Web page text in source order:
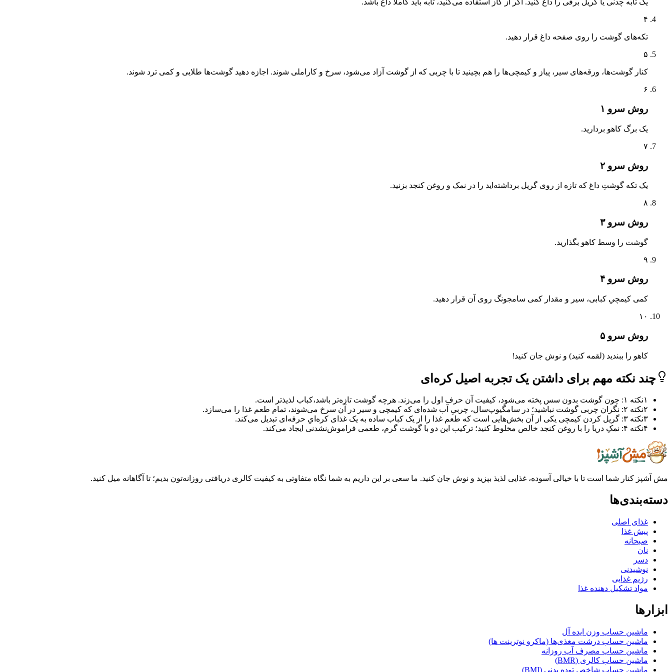
یک تابه چدنی یا گریل برقی را داغ کنید. اگر از گاز استفاده می‌کنید، تابه باید کاملا داغ باشد.
۴
تکه‌های گوشت را روی صفحه داغ قرار دهید.
۵
کنار گوشت‌ها، ورقه‌های سیر، پیاز و کیمچی‌ها را هم بچینید تا با چربی که از گوشت آزاد می‌شود، سرخ و کاراملی شوند. اجازه دهید گوشت‌ها طلایی و کمی ترد شوند.
۶
روش سرو ۱
یک برگ کاهو بردارید.
۷
روش سرو ۲
یک تکه گوشتِ داغ که تازه از روی گریل برداشته‌اید را در نمک و روغن کنجد بزنید.
۸
روش سرو ۳
گوشت را وسط کاهو بگذارید.
۹
روش سرو ۴
کمی کیمچیِ کبابی، سیر و مقدار کمی سامجونگ روی آن قرار دهید.
۱۰
روش سرو ۵
کاهو را ببندید (لقمه کنید) و نوش جان کنید!
چند نکته مهم برای داشتن یک تجربه اصیل کره‌ای
۱نکته ۱: چون گوشت بدون سس پخته می‌شود، کیفیت آن حرف اول را می‌زند. هرچه گوشت تازه‌تر باشد،کباب لذیذتر است.
۲نکته ۲: نگران چربی گوشت نباشید؛ در سامگیوپ‌سال، چربیِ آب‌ شده‌ای که کیمچی و سیر در آن سرخ می‌شوند، تمام طعم غذا را می‌سازد.
۳نکته ۳: گریل کردن کیمچی یکی از آن بخش‌هایی است که طعم غذا را از یک کباب ساده به یک غذای کره‌ایِ حرفه‌ای تبدیل می‌کند.
۴نکته ۴: نمکِ دریا را با روغن کنجد خالص مخلوط کنید؛ ترکیب این دو با گوشت گرم، طعمی فراموش‌نشدنی ایجاد می‌کند.
مش آشپز کنار شما است تا با خیالی آسوده، غذایی لذیذ بپزید و نوش جان کنید. ما سعی بر این داریم به شما نگاه متفاوتی به کیفیت کالری دریافتی روزانه‌تون بدیم؛ تا آگاهانه میل کنید.
دسته‌بندی‌ها
غذای اصلی
پیش غذا
صبحانه
نان
دسر
نوشیدنی
رژیم غذایی
مواد تشکیل دهنده غذا
ابزارها
ماشین حساب وزن ایده آل
ماشین حساب درشت مغذی‌ها (ماکرو نوترینت ها)
ماشین حساب مصرف آب روزانه
ماشین حساب کالری (BMR)
ماشین حساب شاخص توده بدنی (BMI)